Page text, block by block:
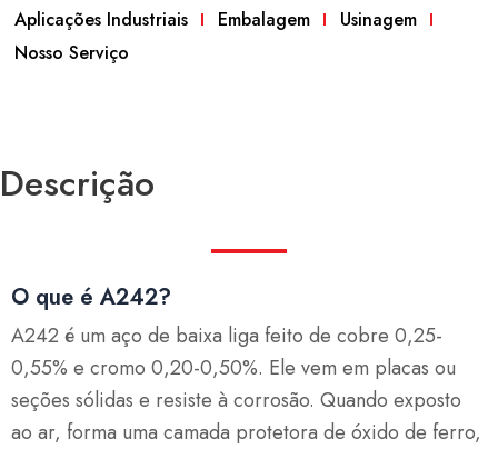
Aplicações Industriais
Embalagem
Usinagem
Nosso Serviço
Descrição
O que é A242?
A242 é um aço de baixa liga feito de cobre 0,25-
0,55% e cromo 0,20-0,50%. Ele vem em placas ou
seções sólidas e resiste à corrosão. Quando exposto
ao ar, forma uma camada protetora de óxido de ferro,